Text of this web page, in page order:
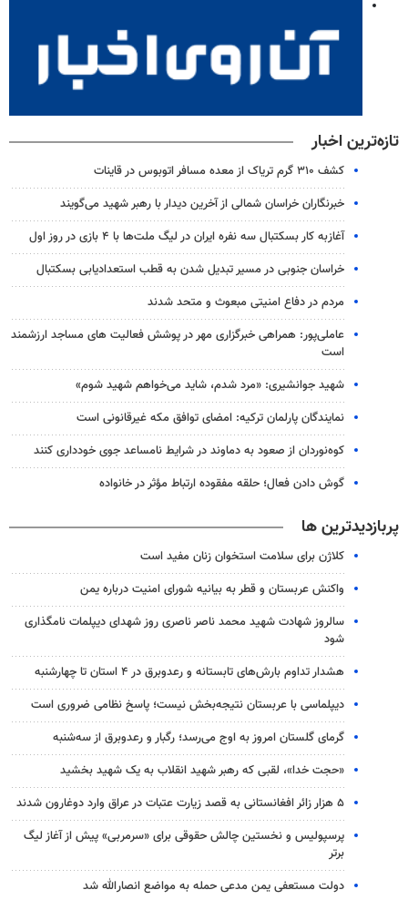
تازه‌ترین اخبار
کشف ۳۱۰ گرم تریاک از معده مسافر اتوبوس در قاینات
خبرنگاران خراسان شمالی از آخرین دیدار با رهبر شهید می‌گویند
آغازبه کار بسکتبال سه نفره ایران در لیگ ملت‌ها با ۴ بازی در روز اول
خراسان جنوبی در مسیر تبدیل شدن به قطب استعدادیابی بسکتبال
مردم در دفاع امنیتی مبعوث و متحد شدند
عاملی‌پور: همراهی خبرگزاری مهر در پوشش فعالیت های مساجد ارزشمند
است
شهید جوانشیری: «مرد شدم، شاید می‌خواهم شهید شوم»
نمایندگان پارلمان ترکیه: امضای توافق مکه غیرقانونی است
کوه‌نوردان از صعود به دماوند در شرایط نامساعد جوی خودداری کنند
گوش دادن فعال؛ حلقه مفقوده ارتباط مؤثر در خانواده
پربازدیدترین ها
کلاژن برای سلامت استخوان زنان مفید است
واکنش عربستان و قطر به بیانیه شورای امنیت درباره یمن
سالروز شهادت شهید محمد ناصر ناصری روز شهدای دیپلمات نامگذاری
شود
هشدار تداوم بارش‌های تابستانه و رعدوبرق در ۴ استان تا چهارشنبه
دیپلماسی با عربستان نتیجه‌بخش نیست؛ پاسخ نظامی ضروری است
گرمای گلستان امروز به اوج می‌رسد؛ رگبار و رعدوبرق از سه‌شنبه
«حجت خدا»، لقبی که رهبر شهید انقلاب به یک شهید بخشید
۵ هزار زائر افغانستانی به قصد زیارت عتبات در عراق وارد دوغارون شدند
پرسپولیس و نخستین چالش حقوقی برای «سرمربی» پیش از آغاز لیگ
برتر
دولت مستعفی یمن مدعی حمله به مواضع انصارالله شد